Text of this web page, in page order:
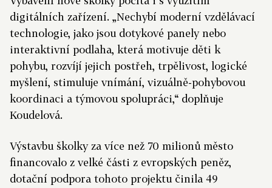
digitálních zařízení. „Nechybí moderní vzdělávací
technologie, jako jsou dotykové panely nebo
interaktivní podlaha, která motivuje děti k
pohybu, rozvíjí jejich postřeh, trpělivost, logické
myšlení, stimuluje vnímání, vizuálně-pohybovou
koordinaci a týmovou spolupráci,“ doplňuje
Koudelová.
Výstavbu školky za více než 70 milionů město
financovalo z velké části z evropských peněz,
dotační podpora tohoto projektu činila 49